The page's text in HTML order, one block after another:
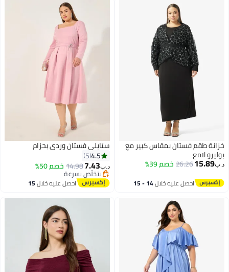
خزانة طقم فستان بمقاس كبير مع
بوليرو لامع
د.ب‏15.89
26.26خصم 39%
احصل عليه خلال 14 - 15
ستايلي فستان وردي بحزام
4.5
5
د.ب‏7.43
14.98خصم 50%
بتخلّص بسرعة
بتخلّص بسرعةاحصل عليه خلال15